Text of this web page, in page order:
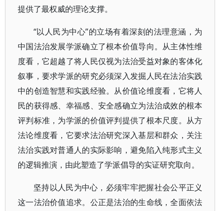
提供了最权威的理论支撑。
“以人民为中心”的立场有着深刻的法理意涵，为
中国法治发展学派确立了根本价值导向。从主体性维
度看，它超越了将人民仅视为法治受益对象的客体化
叙事，要求学派的研究必须深入发掘人民在法治实践
中的创造智慧和实践经验。从价值论维度看，它将人
民的获得感、幸福感、安全感确立为法治成效的根本
评判标准，为学派的价值评判提供了根本尺度。从方
法论维度看，它要求法治研究深入基层和群众，关注
法治实践对普通人的实际影响，避免陷入纯形式主义
的逻辑推演，由此塑造了学派倡导的实证研究取向。
坚持以人民为中心，必须牢牢把握社会公平正义
这一法治价值追求。公正是法治的生命线，全面依法